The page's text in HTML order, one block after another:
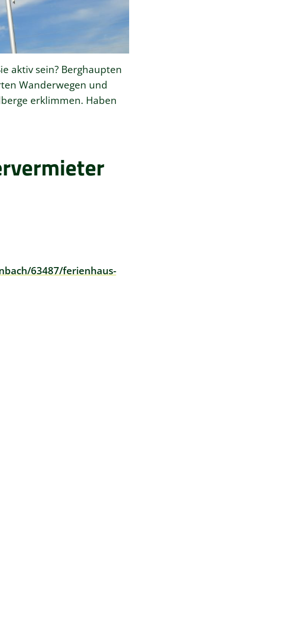
aktiv sein? Berghaupten
Wanderwegen und
erklimmen. Haben
63487/ferienhaus-